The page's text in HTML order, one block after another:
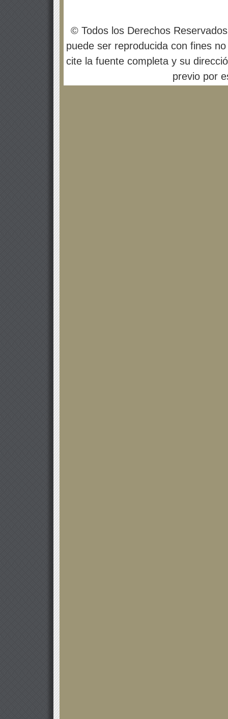
© Todos los Derechos
puede ser reproducida con fines
cite la fuente completa y su
previo por